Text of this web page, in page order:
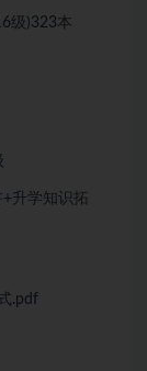
级)323本
升学知识拓
.pdf